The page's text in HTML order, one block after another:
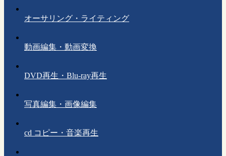
オーサリング・ライティング
動画編集・動画変換
DVD再生・Blu-ray再生
写真編集・画像編集
cd コピー・音楽再生